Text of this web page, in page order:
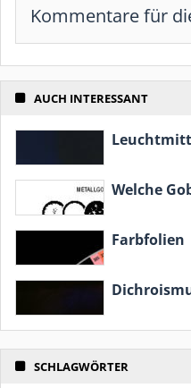
Kommentare für
AUCH INTERESSANT
Welche
Farbfolien
SCHLAGWÖRTER